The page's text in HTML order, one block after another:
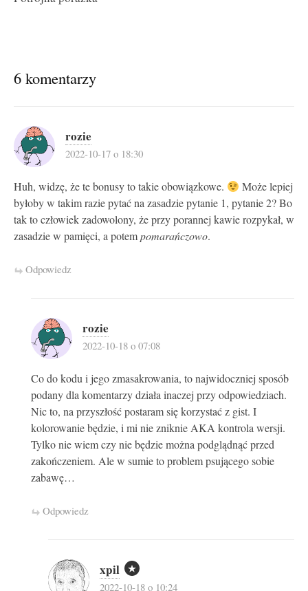
6 komentarzy
rozie
2022-10-17 o 18:30
Huh, widzę, że te bonusy to takie obowiązkowe.
Może lepiej
byłoby w takim razie pytać na zasadzie pytanie 1, pytanie 2? Bo
tak to człowiek zadowolony, że przy porannej kawie rozpykał, w
zasadzie w pamięci, a potempomarańczowo.
Odpowiedz
rozie
2022-10-18 o 07:08
Co do kodu i jego zmasakrowania, to najwidoczniej sposób
podany dla komentarzy działa inaczej przy odpowiedziach.
Nic to, na przyszłość postaram się korzystać z gist. I
kolorowanie będzie, i mi nie zniknie AKA kontrola wersji.
Tylko nie wiem czy nie będzie można podglądnąć przed
zakończeniem. Ale w sumie to problem psującego sobie
zabawę…
Odpowiedz
xpil
2022-10-18 o 10:24